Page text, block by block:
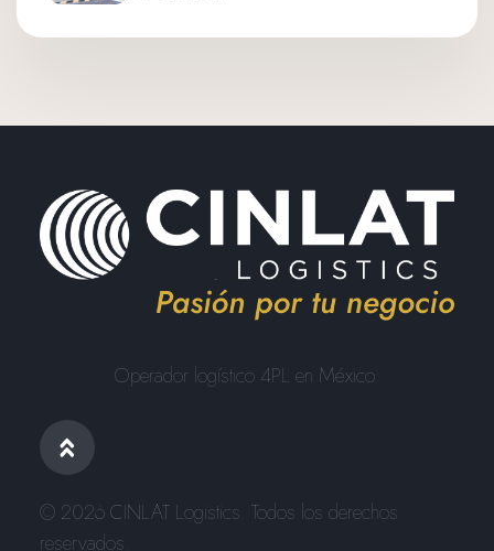
Operador logístico 4PL en México.
© 2026 CINLAT Logistics. Todos los derechos
reservados.